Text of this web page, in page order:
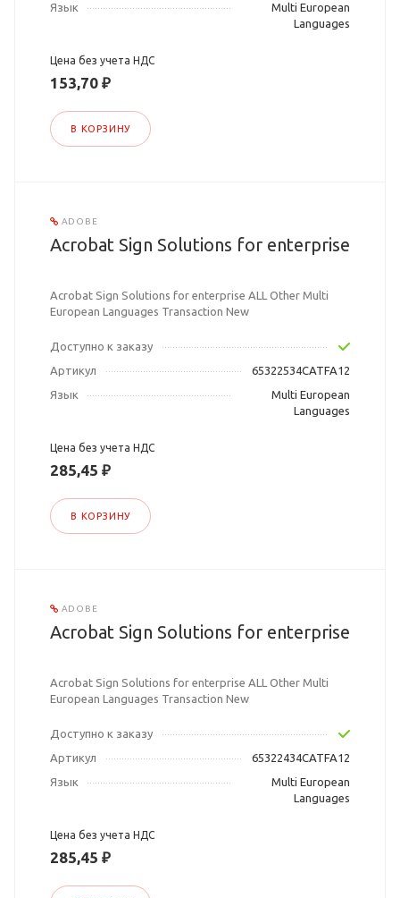
Язык
Multi European
Languages
Цена без учета НДС
153,70 ₽
В КОРЗИНУ
ADOBE
Acrobat Sign Solutions for enterprise
Acrobat Sign Solutions for enterprise ALL Other Multi
European Languages Transaction New
Доступно к заказу
Артикул
65322534CATFA12
Язык
Multi European
Languages
Цена без учета НДС
285,45 ₽
В КОРЗИНУ
ADOBE
Acrobat Sign Solutions for enterprise
Acrobat Sign Solutions for enterprise ALL Other Multi
European Languages Transaction New
Доступно к заказу
Артикул
65322434CATFA12
Язык
Multi European
Languages
Цена без учета НДС
285,45 ₽